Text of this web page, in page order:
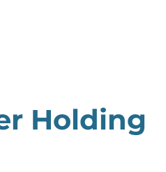
Holding